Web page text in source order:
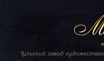
Тульский завод